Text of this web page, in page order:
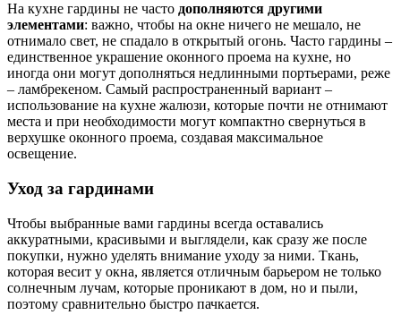
На кухне гардины не часто дополняются другими
элементами: важно, чтобы на окне ничего не мешало, не
отнимало свет, не спадало в открытый огонь. Часто гардины –
единственное украшение оконного проема на кухне, но
иногда они могут дополняться недлинными портьерами, реже
– ламбрекеном. Самый распространенный вариант –
использование на кухне жалюзи, которые почти не отнимают
места и при необходимости могут компактно свернуться в
верхушке оконного проема, создавая максимальное
освещение.
Уход за гардинами
Чтобы выбранные вами гардины всегда оставались
аккуратными, красивыми и выглядели, как сразу же после
покупки, нужно уделять внимание уходу за ними. Ткань,
которая весит у окна, является отличным барьером не только
солнечным лучам, которые проникают в дом, но и пыли,
поэтому сравнительно быстро пачкается.